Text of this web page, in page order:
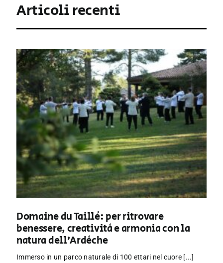
Articoli recenti
Domaine du Taillé: per ritrovare
benessere, creatività e armonia con la
natura dell’Ardèche
Immerso in un parco naturale di 100 ettari nel cuore [...]